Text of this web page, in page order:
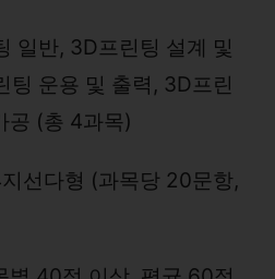
일반, 3D프린팅 설계 및
팅 운용 및 출력, 3D프린
공 (총 4과목)
선다형 (과목당 20문항,